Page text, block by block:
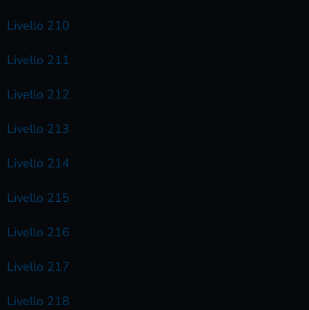
Livello 210
Livello 211
Livello 212
Livello 213
Livello 214
Livello 215
Livello 216
Livello 217
Livello 218